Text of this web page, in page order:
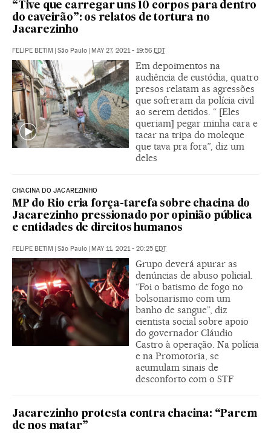
“Tive que carregar uns 10 corpos para dentro
do caveirão”: os relatos de tortura no
Jacarezinho
FELIPE BETIM São Paulo MAY 27, 2021 - 19:56 EDT
Em depoimentos na
audiência de custódia, quatro
presos relatam as agressões
que sofreram da polícia civil
ao serem detidos. “ [Eles
queriam] pegar minha cara e
tacar na tripa do moleque
que tava pra fora”, diz um
deles
CHACINA DO JACAREZINHO
MP do Rio cria força-tarefa sobre chacina do
Jacarezinho pressionado por opinião pública
e entidades de direitos humanos
FELIPE BETIM São Paulo MAY 11, 2021 - 20:25 EDT
Grupo deverá apurar as
denúncias de abuso policial.
“Foi o batismo de fogo no
bolsonarismo com um
banho de sangue”, diz
cientista social sobre apoio
do governador Cláudio
Castro à operação. Na polícia
e na Promotoria, se
acumulam sinais de
desconforto com o STF
Jacarezinho protesta contra chacina: “Parem
de nos matar”